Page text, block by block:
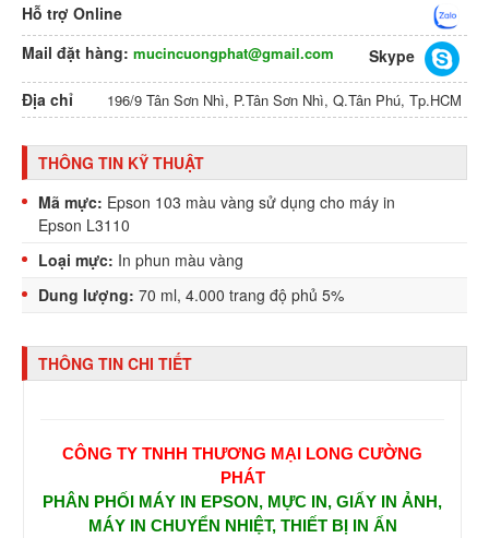
Hỗ trợ Online
Mail đặt hàng: mucincuongphat@gmail.com
Skype
Địa chỉ
196/9 Tân Sơn Nhì, P.Tân Sơn Nhì, Q.Tân Phú, Tp.HCM
THÔNG TIN KỸ THUẬT
Mã mực: Epson 103 màu vàng sử dụng cho máy in
Epson L3110
Loại mực: In phun màu vàng
Dung lượng: 70 ml, 4.000 trang độ phủ 5%
THÔNG TIN CHI TIẾT
CÔNG TY TNHH THƯƠNG MẠI LONG CƯỜNG
PHÁT
PHÂN PHỐI MÁY IN EPSON, MỰC IN, GIẤY IN ẢNH,
MÁY IN CHUYỂN NHIỆT, THIẾT BỊ IN ẤN